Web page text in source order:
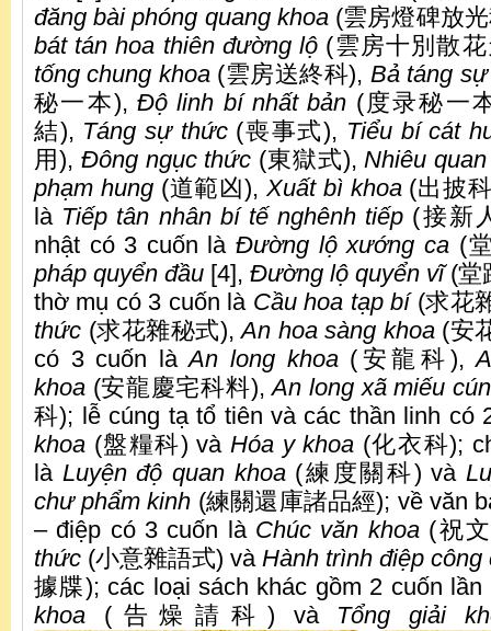
đăng bài phóng quang khoa(雲房燈碑放
bát tán hoa thiên đường lộ (雲房十別散
tống chung khoa(雲房送終科), Bả táng
秘一本),Độ linh bí nhất bản (度录秘一
結), Táng sự thức(喪事式), Tiểu bí cát
用), Đông ngục thức (東獄式),Nhiêu
phạm hung(道範凶),Xuất bì khoa(出披
là Tiếp tân nhân bí tế nghênh tiếp (接新
nhật có 3 cuốn làĐường lộ xướng ca (
pháp quyển đầu [4], Đường lộ quyển vĩ(堂
thờ mụ có 3 cuốn là Cầu hoa tạp bí(求花
thức (求花雜秘式),An hoa sàng khoa(安
có 3 cuốn làAn long khoa(安龍科),
khoa (安龍慶宅科料),An long xã miếu
科); lễ cúng tạ tổ tiên và các thần linh có
khoa (盤糧科) vàHóa y khoa (化衣科);
là Luyện độ quan khoa(練度關科) và
chư phẩm kinh (練關還庫諸品經); về văn
– điệp có 3 cuốn là Chúc văn khoa(祝
thức (小意雜語式) và Hành trình điệp công
據牒); các loại sách khác gồm 2 cuốn
khoa (告燥請科) và Tổng giải